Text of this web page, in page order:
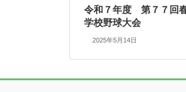
令和７年度 第７７回
学校野球大会
2025年5月14日